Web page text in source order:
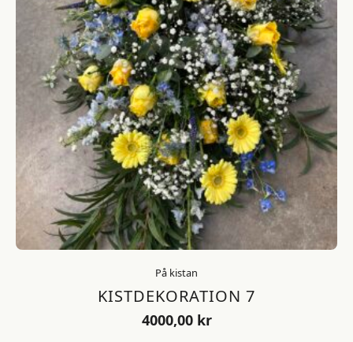
På kistan
KISTDEKORATION 7
4000,00 kr